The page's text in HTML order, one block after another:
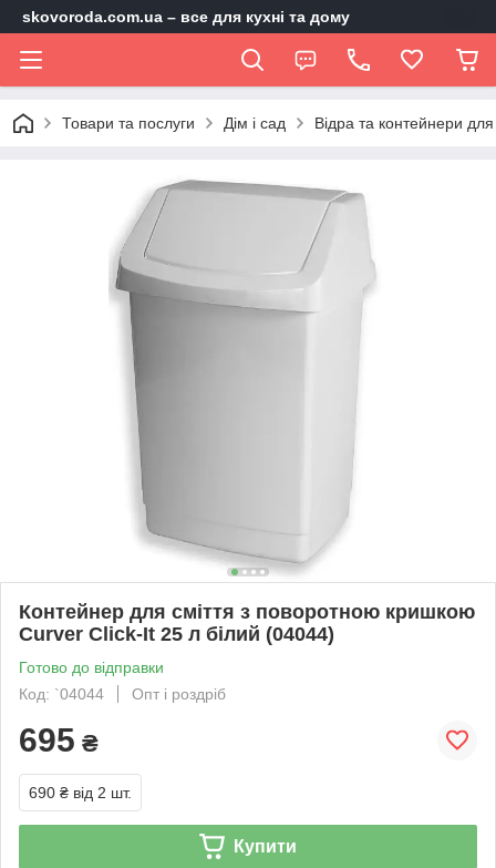
skovoroda.com.ua – все для кухні та дому
Товари та послуги Дім і сад Відра та контейнери для
Контейнер для сміття з поворотною кришкою
Curver Click-It 25 л білий (04044)
Готово до відправки
Код: `04044
Опт і роздріб
695 ₴
690 ₴ від 2 шт.
Купити